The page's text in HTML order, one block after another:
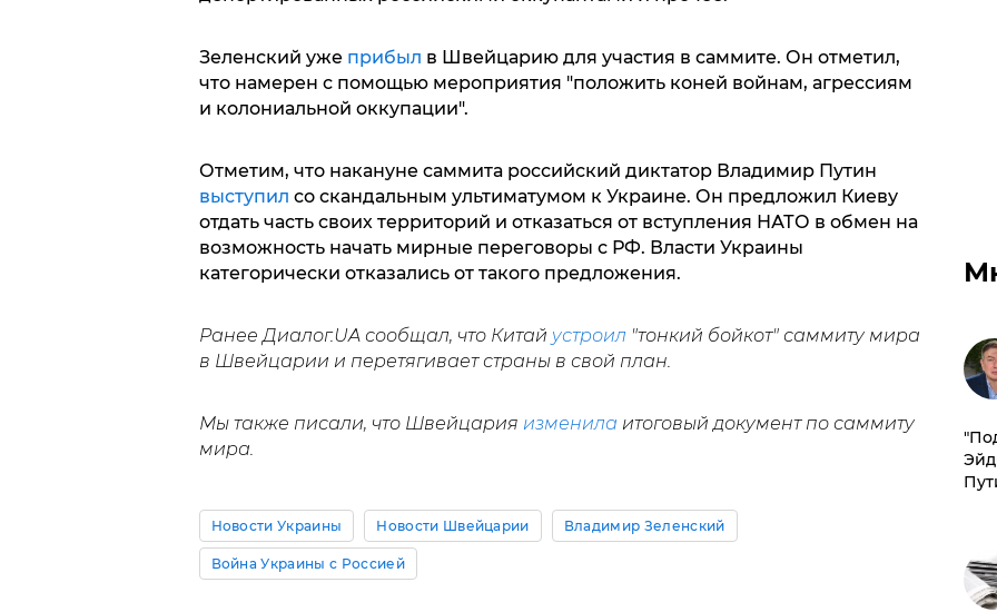
Зеленский уже прибыл в Швейцарию для участия в саммите. Он отметил,
что намерен с помощью мероприятия "положить коней войнам, агрессиям
и колониальной оккупации".
Отметим, что накануне саммита российский диктатор Владимир Путин
выступил со скандальным ультиматумом к Украине. Он предложил Киеву
отдать часть своих территорий и отказаться от вступления НАТО в обмен на
возможность начать мирные переговоры с РФ. Власти Украины
категорически отказались от такого предложения.
Ранее Диалог.UA сообщал, что Китай устроил "тонкий бойкот" саммиту мира
в Швейцарии и перетягивает страны в свой план.
Мы также писали, что Швейцария изменила итоговый документ по саммиту
мира.
Новости Украины Новости Швейцарии Владимир Зеленский
Война Украины с Россией